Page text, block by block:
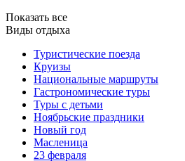
Показать все
Виды отдыха
Туристические поезда
Круизы
Национальные маршруты
Гастрономические туры
Туры с детьми
Ноябрьские праздники
Новый год
Масленица
23 февраля